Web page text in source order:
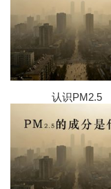
认识PM2.5